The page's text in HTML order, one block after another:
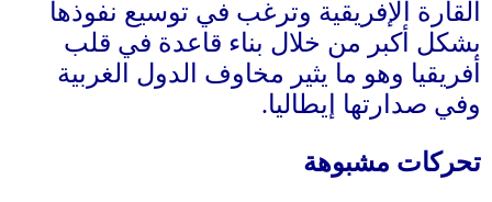
القارة الإفريقية وترغب في توسيع نفوذها
بشكل أكبر من خلال بناء قاعدة في قلب
أفريقيا وهو ما يثير مخاوف الدول الغربية
وفي صدارتها إيطاليا.
تحركات مشبوهة